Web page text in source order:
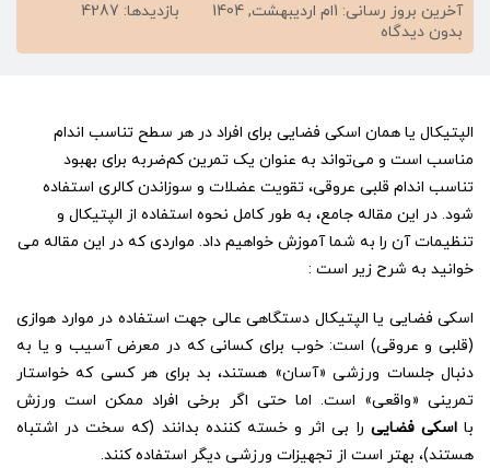
آخرین بروز رسانی: 1ام اردیبهشت, 1404
بازدیدها: 4287
بدون دیدگاه
نحوه
و
تنظیمات
آن:
راهنمای
جامع
برای
مبتدیان
و
الپتیکال یا همان اسکی فضایی برای افراد در هر سطح تناسب اندام
مناسب است و می‌تواند به عنوان یک تمرین کم‌ضربه برای بهبود
تناسب اندام قلبی عروقی، تقویت عضلات و سوزاندن کالری استفاده
شود. در این مقاله جامع، به طور کامل نحوه استفاده از الپتیکال و
تنظیمات آن را به شما آموزش خواهیم داد. مواردی که در این مقاله می
خوانید به شرح زیر است :
اسکی فضایی یا الپتیکال دستگاهی عالی جهت استفاده در موارد هوازی
(قلبی و عروقی) است: خوب برای کسانی که در معرض آسیب و یا به
دنبال جلسات ورزشی «آسان» هستند، بد برای هر کسی که خواستار
تمرینی «واقعی» است. اما حتی اگر برخی افراد ممکن است ورزش
بااسکی فضایی را بی اثر و خسته کننده بدانند (که سخت در اشتباه
هستند)، بهتر است از تجهیزات ورزشی دیگر استفاده کنند.